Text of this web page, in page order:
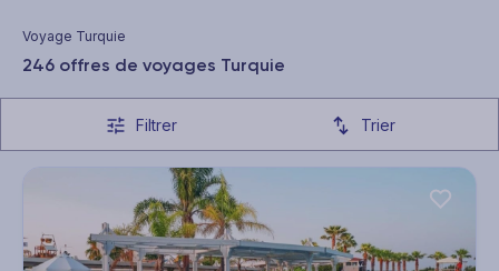
Voyage Turquie
246 offres de voyages Turquie
Filtrer Trier